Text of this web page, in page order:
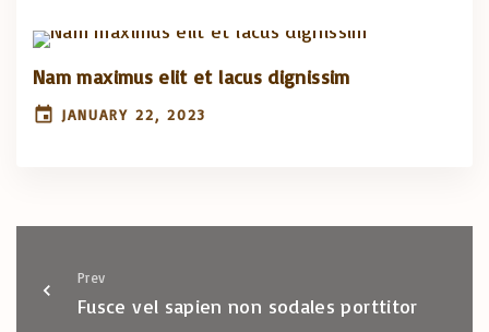
Nam maximus elit et lacus dignissim
JANUARY 22, 2023
Prev
Fusce vel sapien non sodales porttitor